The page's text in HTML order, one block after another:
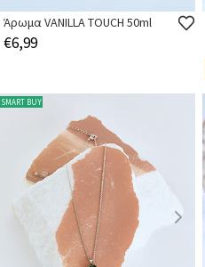
Άρωμα VANILLA TOUCH 50ml
€6,99
SMART BUY